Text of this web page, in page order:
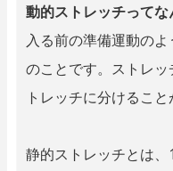
動的ストレッチってな
入る前の準備運動の
のことです。ストレ
トレッチに分けること
静的ストレッチとは